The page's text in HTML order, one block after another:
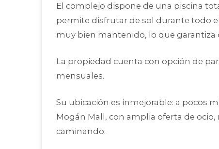
El complejo dispone de una piscina
permite disfrutar de sol durante todo
muy bien mantenido, lo que garantiza
La propiedad cuenta con opción de
mensuales.
Su ubicación es inmejorable: a pocos
Mogán Mall, con amplia oferta de
caminando.